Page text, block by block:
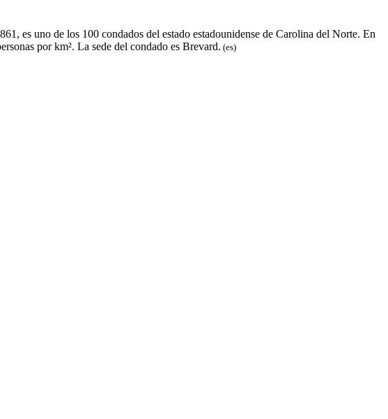
es uno de los 100 condados del estado estadounidense de Carolina del Norte. En
por km².​ La sede del condado es Brevard.​ (es)